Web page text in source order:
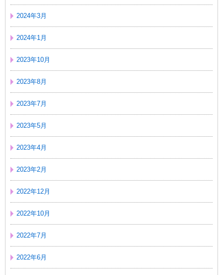
2024年3月
2024年1月
2023年10月
2023年8月
2023年7月
2023年5月
2023年4月
2023年2月
2022年12月
2022年10月
2022年7月
2022年6月